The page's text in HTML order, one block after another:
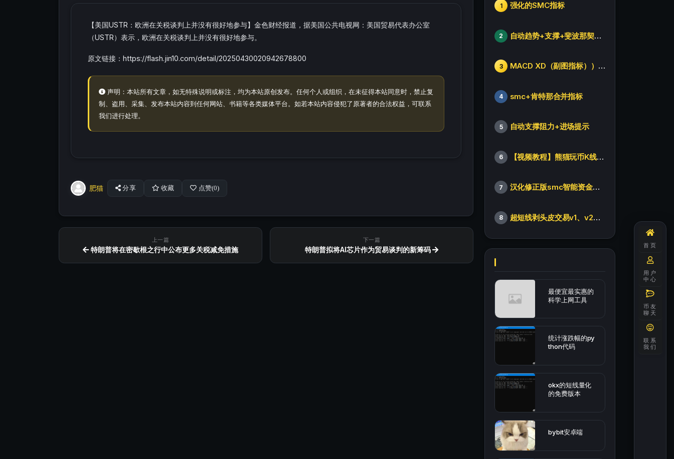
【美国USTR：欧洲在关税谈判上并没有很好地参与】金色财经报道，据美国公共电视网：美国贸易代表办公室
（USTR）表示，欧洲在关税谈判上并没有很好地参与。
原文链接：https://flash.jin10.com/detail/20250430020942678800
声明：本站所有文章，如无特殊说明或标注，均为本站原创发布。任何个人或组织，在未征得本站同意时，禁止复
制、盗用、采集、发布本站内容到任何网站、书籍等各类媒体平台。如若本站内容侵犯了原著者的合法权益，可联系
我们进行处理。
肥猫 分享 收藏 点赞(0)
上一篇
特朗普将在密歇根之行中公布更多关税减免措施
下一篇
特朗普拟将AI芯片作为贸易谈判的新筹码
1 强化的SMC指标
2 自动趋势+支撑+斐波那契+箱体
3 MACD XD（副图指标））修改版
4 smc+肯特那合并指标
5 自动支撑阻力+进场提示
6 【视频教程】熊猫玩币K线后的秘密（全集）
7 汉化修正版smc智能资金订单指标
8 超短线剥头皮交易v1、v2版本
最便宜最实惠的
科学上网工具
统计涨跌幅的py
thon代码
okx的短线量化
的免费版本
bybit安卓端
首页
用户
中心
币友
聊天
联系
我们